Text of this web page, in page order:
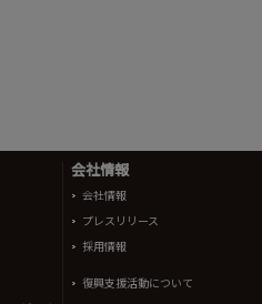
会社情報
会社情報
プレスリリース
採用情報
復興支援活動について